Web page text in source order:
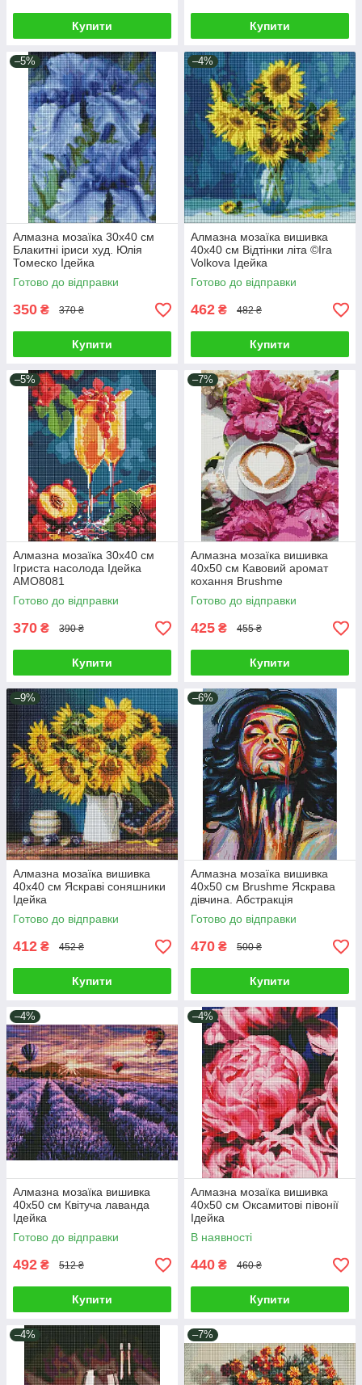
Купити Купити
–5%
Алмазна мозаїка 30х40 см
Блакитні іриси худ. Юлія
Томеско Ідейка
Готово до відправки
350 ₴ 370 ₴
Купити
–4%
Алмазна мозаїка вишивка
40х40 см Відтінки літа ©Ira
Volkova Ідейка
Готово до відправки
462 ₴ 482 ₴
Купити
–5%
Алмазна мозаїка 30х40 см
Ігриста насолода Ідейка
АМО8081
Готово до відправки
370 ₴ 390 ₴
Купити
–7%
Алмазна мозаїка вишивка
40х50 см Кавовий аромат
кохання Brushme
Готово до відправки
425 ₴ 455 ₴
Купити
–9%
Алмазна мозаїка вишивка
40х40 см Яскраві соняшники
Ідейка
Готово до відправки
412 ₴ 452 ₴
Купити
–6%
Алмазна мозаїка вишивка
40х50 см Brushme Яскрава
дівчина. Абстракція
Готово до відправки
470 ₴ 500 ₴
Купити
–4%
Алмазна мозаїка вишивка
40х50 см Квітуча лаванда
Ідейка
Готово до відправки
492 ₴ 512 ₴
Купити
–4%
Алмазна мозаїка вишивка
40х50 см Оксамитові півонії
Ідейка
В наявності
440 ₴ 460 ₴
Купити
–4% –7%